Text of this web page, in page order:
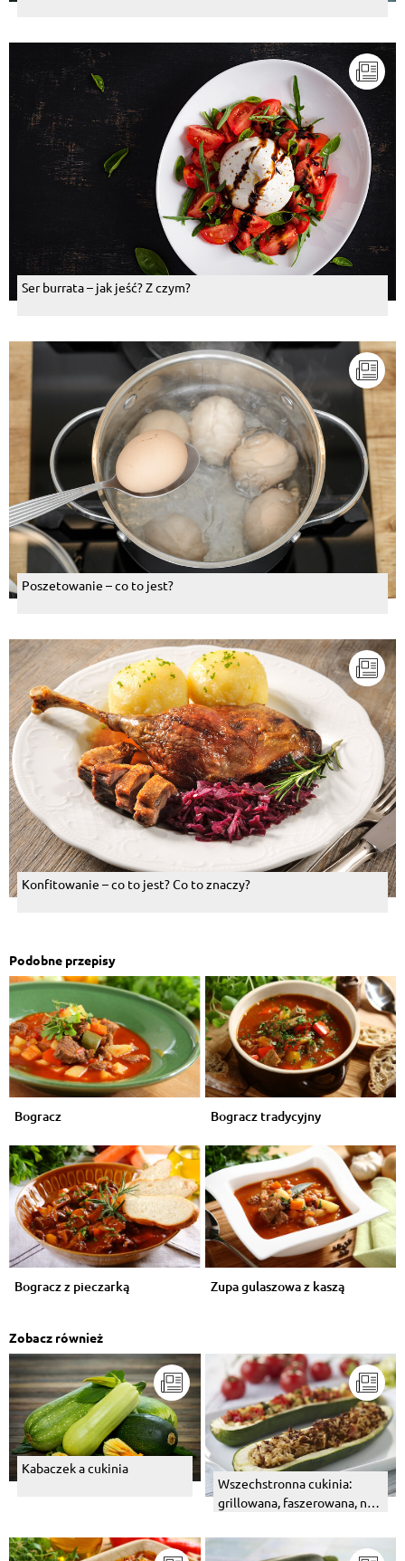
Ser burrata – jak jeść? Z czym?
Poszetowanie – co to jest?
Konfitowanie – co to jest? Co to znaczy?
Podobne przepisy
Bogracz Bogracz tradycyjny
Bogracz z pieczarką Zupa gulaszowa z kaszą
Zobacz również
Kabaczek a cukinia
Wszechstronna cukinia:
grillowana, faszerowana, na